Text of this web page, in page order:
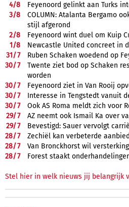
4/8
Feyenoord gelinkt aan Turks
3/8
COLUMN: Atalanta Bergamo
stijl afgerond
2/8
Feyenoord wint duel om Kuip
1/8
Newcastle United concreet in
31/7
Ruben Schaken woedend op
30/7
Twente ziet bod op Schaken
worden
30/7
Feyenoord ziet in Van Rooij
30/7
Interesse in Tengstedt vanuit
30/7
Ook AS Roma meldt zich voor
29/7
AZ neemt ook Ismail Ka over
29/7
Bevestigd: Sauer vervolgt
28/7
Zechiël kan verbeterde
28/7
Van Bronckhorst wil
28/7 Forest staakt
Stel hier in welk nieuws jij belangrijk